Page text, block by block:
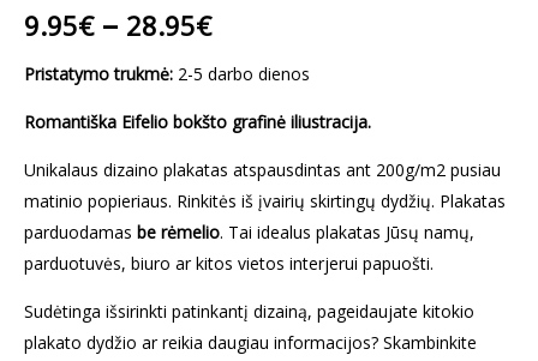
9.95€– 28.95€
Pristatymo trukmė: 2-5 darbo dienos
Romantiška Eifelio bokšto grafinė iliustracija.
Unikalaus dizaino plakatas atspausdintas ant 200g/m2 pusiau
matinio popieriaus. Rinkitės iš įvairių skirtingų dydžių. Plakatas
parduodamas be rėmelio. Tai idealus plakatas Jūsų namų,
parduotuvės, biuro ar kitos vietos interjerui papuošti.
Sudėtinga išsirinkti patinkantį dizainą, pageidaujate kitokio
plakato dydžio ar reikia daugiau informacijos? Skambinkite